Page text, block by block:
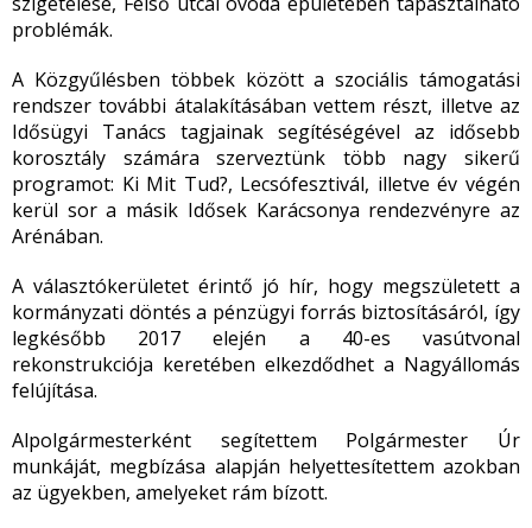
problémák.
A Közgyűlésben többek között a szociális támogatási
rendszer további átalakításában vettem részt, illetve az
Idősügyi Tanács tagjainak segítéségével az idősebb
korosztály számára szerveztünk több nagy sikerű
programot: Ki Mit Tud?, Lecsófesztivál, illetve év végén
kerül sor a másik Idősek Karácsonya rendezvényre az
Arénában.
A választókerületet érintő jó hír, hogy megszületett a
kormányzati döntés a pénzügyi forrás biztosításáról, így
legkésőbb 2017 elején a 40-es vasútvonal
rekonstrukciója keretében elkezdődhet a Nagyállomás
felújítása.
Alpolgármesterként segítettem Polgármester Úr
munkáját, megbízása alapján helyettesítettem azokban
az ügyekben, amelyeket rám bízott.